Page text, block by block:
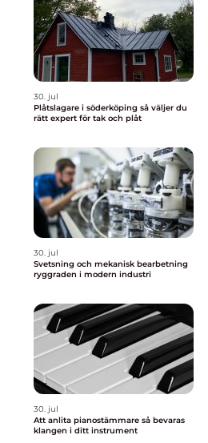
30. jul
Plåtslagare i söderköping så väljer du
rätt expert för tak och plåt
30. jul
Svetsning och mekanisk bearbetning
ryggraden i modern industri
30. jul
Att anlita pianostämmare så bevaras
klangen i ditt instrument